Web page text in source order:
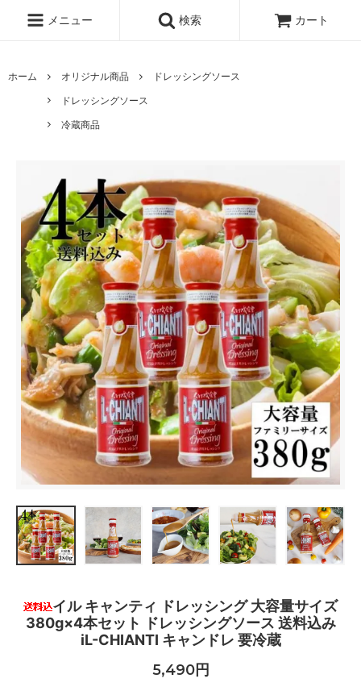
メニュー 検索 カート
ホーム オリジナル商品
ドレッシングソース
ドレッシングソース
冷蔵商品
イル キャンティ ドレッシング 大容量サイズ
380g×4本セット ドレッシングソース 送料込み
iL-CHIANTI キャンドレ 要冷蔵
5,490円